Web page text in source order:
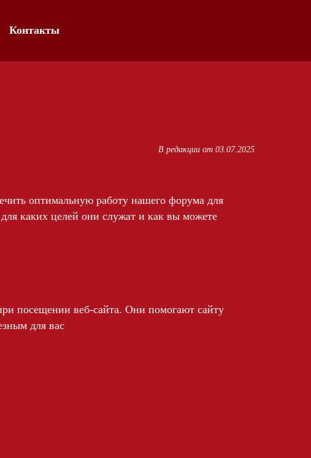
Контакты
В редакции от 03.07.2025
оптимальную работу нашего форума для
каких целей они служат и как вы можете
посещении веб-сайта. Они помогают сайту
для вас